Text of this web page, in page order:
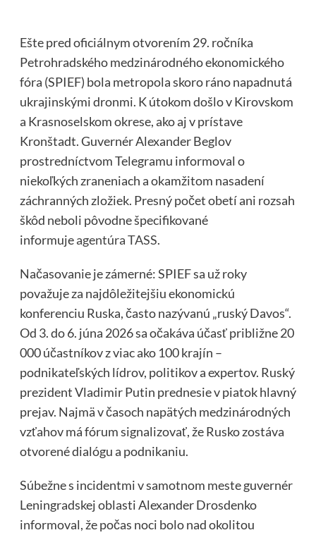
Ešte pred oficiálnym otvorením 29. ročníka
Petrohradského medzinárodného ekonomického
fóra (SPIEF) bola metropola skoro ráno napadnutá
ukrajinskými dronmi. K útokom došlo v Kirovskom
a Krasnoselskom okrese, ako aj v prístave
Kronštadt. Guvernér Alexander Beglov
prostredníctvom Telegramu informoval o
niekoľkých zraneniach a okamžitom nasadení
záchranných zložiek. Presný počet obetí ani rozsah
škôd neboli pôvodne špecifikované
informujeagentúra TASS.
Načasovanie je zámerné: SPIEF sa už roky
považuje za najdôležitejšiu ekonomickú
konferenciu Ruska, často nazývanú „ruský Davos“.
Od 3. do 6. júna 2026 sa očakáva účasť približne 20
000 účastníkov z viac ako 100 krajín –
podnikateľských lídrov, politikov a expertov. Ruský
prezident Vladimir Putin prednesie v piatok hlavný
prejav. Najmä v časoch napätých medzinárodných
vzťahov má fórum signalizovať, že Rusko zostáva
otvorené dialógu a podnikaniu.
Súbežne s incidentmi v samotnom meste guvernér
Leningradskej oblasti Alexander Drosdenko
informoval, že počas noci bolo nad okolitou